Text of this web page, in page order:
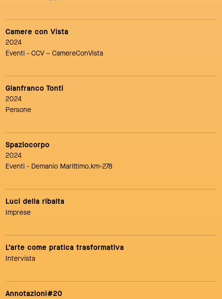
Camere con Vista
2024
Eventi - CCV – CamereConVista
Gianfranco Tonti
2024
Persone
Spaziocorpo
2024
Eventi - Demanio Marittimo.km-278
Luci della ribalta
Imprese
L’arte come pratica trasformativa
Intervista
Annotazioni#20